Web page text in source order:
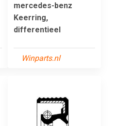
mercedes-benz
Keerring,
differentieel
Winparts.nl